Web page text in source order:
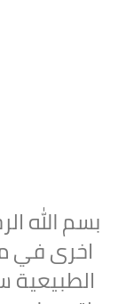
بسم الله
اخرى في